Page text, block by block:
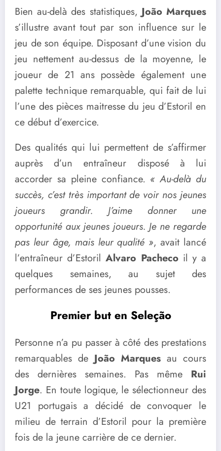
Bien au-delà des statistiques,João Marques
s’illustre avant tout par son influence sur le
jeu de son équipe. Disposant d’une vision du
jeu nettement au-dessus de la moyenne, le
joueur de 21 ans possède également une
palette technique remarquable, qui fait de lui
l’une des pièces maitresse du jeu d’Estoril en
ce début d’exercice.
Des qualités qui lui permettent de s’affirmer
auprès d’un entraîneur disposé à lui
accorder sa pleine confiance. « Au-delà du
succès, c’est très important de voir nos jeunes
joueurs grandir. J’aime donner une
opportunité aux jeunes joueurs. Je ne regarde
pas leur âge, mais leur qualité », avait lancé
l’entraîneur d’EstorilAlvaro Pacheco il y a
quelques semaines, au sujet des
performances de ses jeunes pousses.
Premier but en Seleção
Personne n’a pu passer à côté des prestations
remarquables deJoão Marques au cours
des dernières semaines. Pas même Rui
Jorge. En toute logique, le sélectionneur des
U21 portugais a décidé de convoquer le
milieu de terrain d’Estoril pour la première
fois de la jeune carrière de ce dernier.